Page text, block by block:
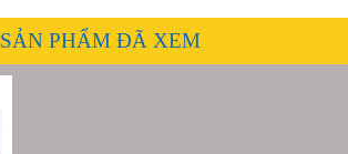
SẢN PHẨM ĐÃ XEM